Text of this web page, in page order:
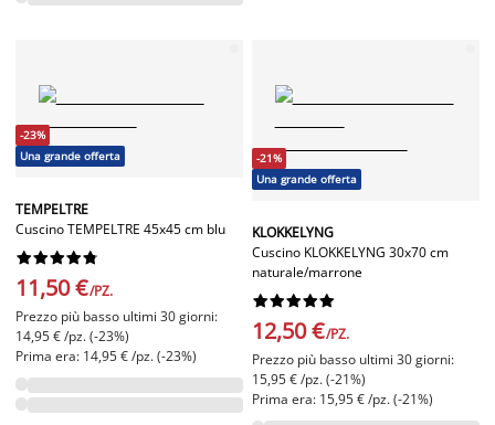
-23%
Una grande offerta
TEMPELTRE
Cuscino TEMPELTRE 45x45 cm blu






11,50 €/PZ.
Prezzo più basso ultimi 30 giorni:
14,95 € /pz. (-23%)
Prima era: 14,95 € /pz. (-23%)
-21%
Una grande offerta
KLOKKELYNG
Cuscino KLOKKELYNG 30x70 cm
naturale/marrone






12,50 €/PZ.
Prezzo più basso ultimi 30 giorni:
15,95 € /pz. (-21%)
Prima era: 15,95 € /pz. (-21%)